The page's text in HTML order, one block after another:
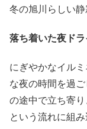
冬の旭川らしい静
落ち着いた夜ド
にぎやかなイル
な夜の時間を過
の途中で立ち寄
という流れに組み